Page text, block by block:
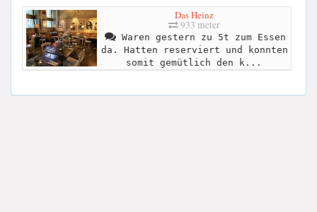
Das Heinz
933 meter
Waren gestern zu 5t zum Essen
da. Hatten reserviert und konnten
somit gemütlich den k...